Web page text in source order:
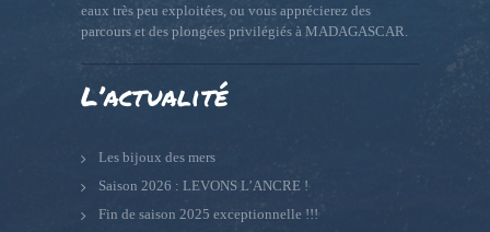
eaux très peu exploitées, ou vous apprécierez des
parcours et des plongées privilégiés à MADAGASCAR.
L’actualité
Les bijoux des mers
Saison 2026 : LEVONS L’ANCRE !
Fin de saison 2025 exceptionnelle !!!